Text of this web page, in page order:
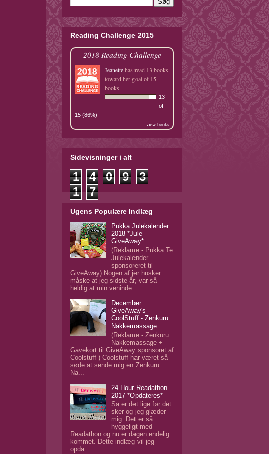
Reading Challenge 2015
2018 Reading Challenge
Jeanettehas read 13 books
toward her goal of 15
books.
13
of
15 (86%)
view books
Sidevisninger i alt
1 4 0 9
3
1
7
Ugens Populære Indlæg
Pukka Julekalender
2018 *Jule
GiveAway*.
(Reklame - Pukka Te
Julekalender
sponsoreret til
GiveAway) Nogen af jer husker
måske at jeg sidste år, var så
heldig at min veninde ...
December
GiveAway's -
CoolStuff - Zenkuru
Nakkemassage.
(Reklame - Zenkuru
Nakkemassage +
Gavekort til GiveAway sponsoret af
Coolstuff ) Coolstuff har været så
søde at sende mig en Zenkuru
Na...
24 Hour Readathon
2017 *Opdateres*
Så er det lige før det
sker og jeg glæder
mig. Det er så
hyggeligt med
Readathon og nu er dagen endelig
kommet. Dette indlæg vil jeg
opda...